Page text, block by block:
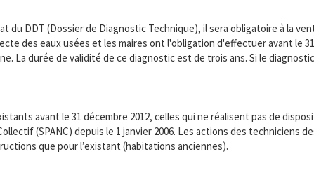
DDT (Dossier de Diagnostic Technique), il sera obligatoire à la
des eaux usées et les maires ont l'obligation d'effectuer avant le
La durée de validité de ce diagnostic est de trois ans. Si le
avant le 31 décembre 2012, celles qui ne réalisent pas de
(SPANC) depuis le 1 janvier 2006. Les actions des techniciens
que pour l’existant (habitations anciennes).